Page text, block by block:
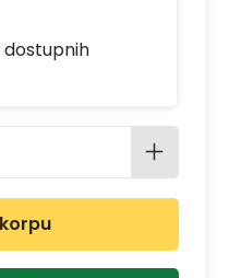
dostupnih
Unesite